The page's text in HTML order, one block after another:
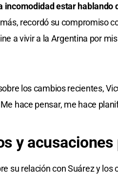
incomodidad estar hablando
recordó su compromiso
a vivir a la Argentina por
los cambios recientes,
hace pensar, me hace
y acusaciones
su relación con Suárez y